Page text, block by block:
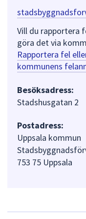
Vill du rapportera
göra det via
Rapportera fel
kommunens
Besöksadress:
Stadshusgatan 2
Postadress:
Uppsala kommun
753 75 Uppsala